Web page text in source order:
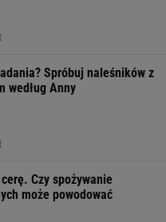
Spróbuj naleśników z
według Anny
Czy spożywanie
może powodować